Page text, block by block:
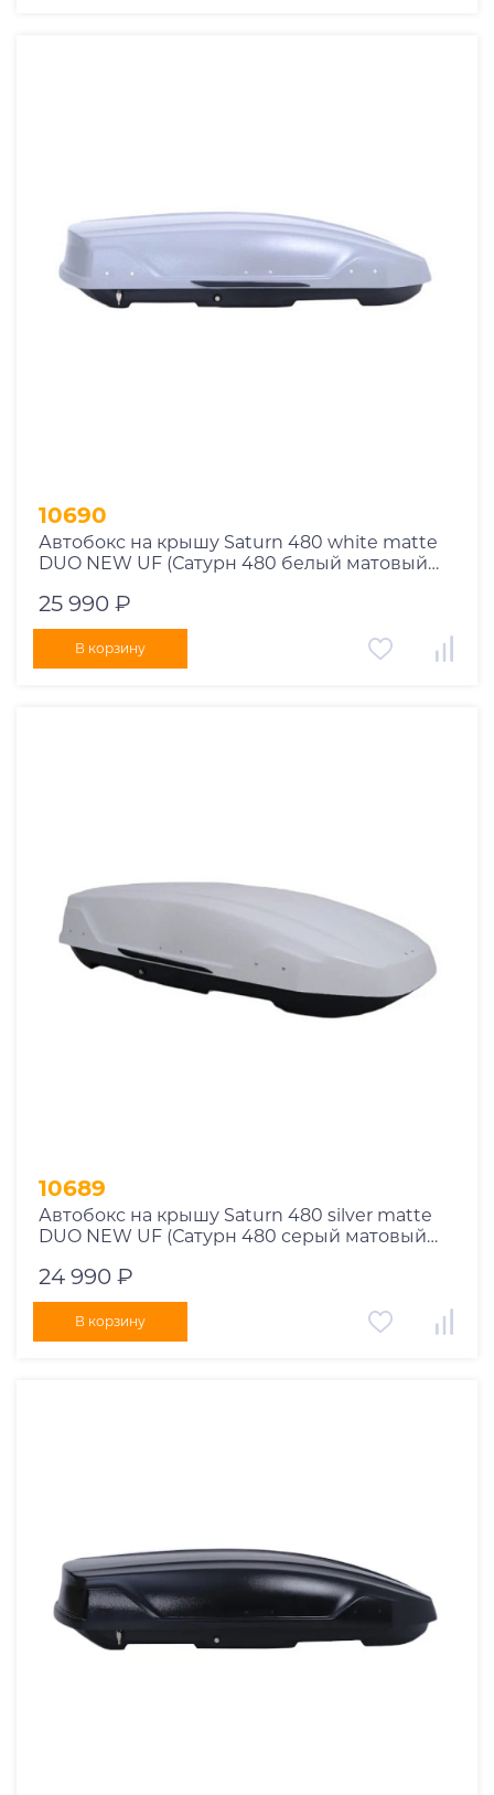
10690
Автобокс на крышу Saturn 480 white matte
DUO NEW UF (Сатурн 480 белый матовый
25 990 ₽
В корзину
10689
Автобокс на крышу Saturn 480 silver matte
DUO NEW UF (Сатурн 480 серый матовый
24 990 ₽
В корзину